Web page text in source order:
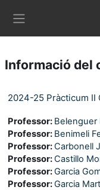
Informació del
2024-25 Pràcticum II
Professor: Belenguer
Professor: Benimeli
Professor:Carbonell
Professor:Castillo
Professor:Garcia
Professor:Garcia